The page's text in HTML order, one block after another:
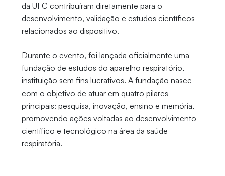
da UFC contribuíram diretamente para o
desenvolvimento, validação e estudos científicos
relacionados ao dispositivo.
Durante o evento, foi lançada oficialmente uma
fundação de estudos do aparelho respiratório,
instituição sem fins lucrativos. A fundação nasce
com o objetivo de atuar em quatro pilares
principais: pesquisa, inovação, ensino e memória,
promovendo ações voltadas ao desenvolvimento
científico e tecnológico na área da saúde
respiratória.